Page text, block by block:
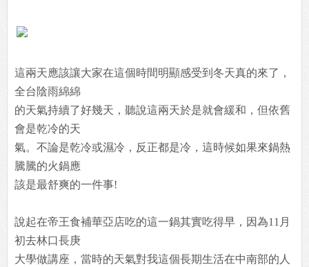
這兩天應該讓大家在這個時間明顯感受到冬天真的來了，
全台陰雨綿綿
的天氣持續了好幾天，聽說這兩天於是就會緩和，但依舊
會是乾冷的天
氣。不論是乾冷或濕冷，反正都是冷，這時候如果來鍋熱
騰騰的火鍋應
該是最舒爽的一件事!
說起在帝王食補華亞店吃的這一鍋其實吃得早，因為11月
初去林口長庚
大學做講座，當時的天氣對我這個長期生活在中南部的人